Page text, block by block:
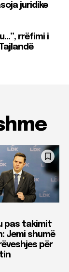
juridike
rrëfimi i
pas takimit
Jemi shumë
për